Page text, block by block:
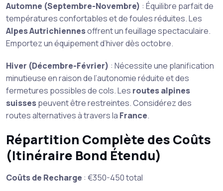
Automne (Septembre-Novembre) : Équilibre parfait de
températures confortables et de foules réduites. Les
Alpes Autrichiennesoffrent un feuillage spectaculaire.
Emportez un équipement d’hiver dès octobre.
Hiver (Décembre-Février) : Nécessite une planification
minutieuse en raison de l’autonomie réduite et des
fermetures possibles de cols. Les routes alpines
suissespeuvent être restreintes. Considérez des
routes alternatives à travers la France.
Répartition Complète des Coûts
(Itinéraire Bond Étendu)
Coûts de Recharge : €350-450 total